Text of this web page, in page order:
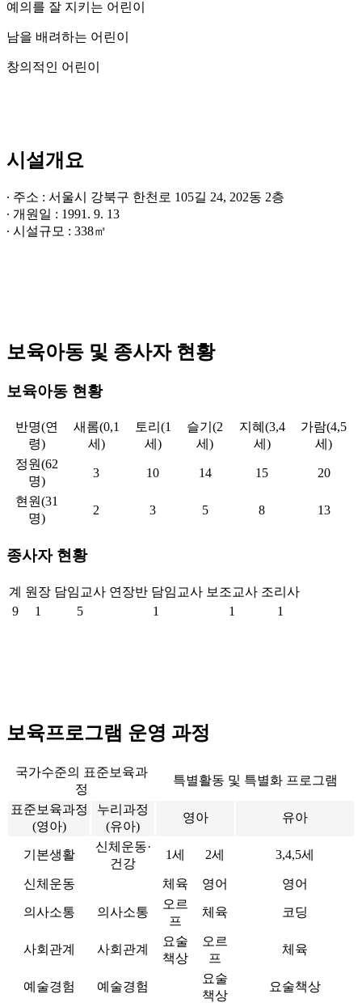
예의를 잘 지키는 어린이
남을 배려하는 어린이
창의적인 어린이
시설개요
∙ 주소 : 서울시 강북구 한천로 105길 24, 202동 2층
∙ 개원일 : 1991. 9. 13
∙ 시설규모 : 338㎡
보육아동 및 종사자 현황
보육아동 현황
반명(연
령)
새롬(0,1
세)
토리(1
세)
슬기(2
세)
지혜(3,4
세)
가람(4,5
세)
정원(62
명)
3 10 14 15 20
현원(31
명)
2 3 5 8 13
종사자 현황
계 원장 담임교사 연장반 담임교사 보조교사 조리사
9
1 5 1 1 1
보육프로그램 운영 과정
국가수준의 표준보육과
정
특별활동 및 특별화 프로그램
표준보육과정
(영아)
누리과정
(유아)
영아 유아
기본생활
신체운동·
건강
1세 2세 3,4,5세
신체운동 체육 영어 영어
의사소통 의사소통
오르
프
체육 코딩
사회관계 사회관계
요술
책상
오르
프
체육
예술경험 예술경험
요술
책상
요술책상